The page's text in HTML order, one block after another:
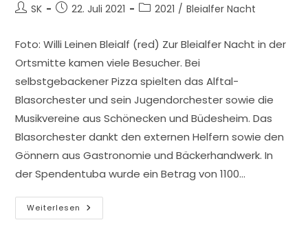
Beitrags-
SK
Beitrag22. Juli 2021
Beitrags-
2021 / Bleialfer Nacht
Foto: Willi Leinen Bleialf (red) Zur Bleialfer Nacht in der
Ortsmitte kamen viele Besucher. Bei
selbstgebackener Pizza spielten das Alftal-
Blasorchester und sein Jugendorchester sowie die
Musikvereine aus Schönecken und Büdesheim. Das
Blasorchester dankt den externen Helfern sowie den
Gönnern aus Gastronomie und Bäckerhandwerk. In
der Spendentuba wurde ein Betrag von 1100…
Weiterlesen Bleialfer
Nacht